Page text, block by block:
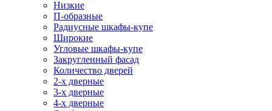
Низкие
П-образные
Радиусные шкафы-купе
Широкие
Угловые шкафы-купе
Закругленный фасад
Количество дверей
2-х дверные
3-х дверные
4-х дверные